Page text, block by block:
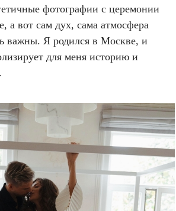
фотографии с церемонии
а вот сам дух, сама атмосфера
важны. Я родился в Москве, и
для меня историю и